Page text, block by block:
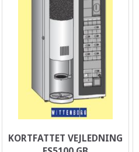
KORTFATTET VEJLEDNING